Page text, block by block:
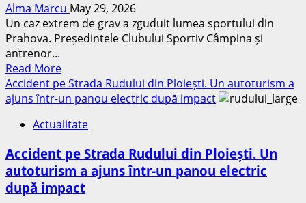
fi
fost
agresată
un
coleg
chiar
instituție
Alma Marcu May 29, 2026
Un caz extrem de grav a zguduit lumea sportului din
Prahova. Președintele Clubului Sportiv Câmpina și
antrenor...
Read MoreRead
more
about
de
și
șef
de
Accident pe Strada Rudului din Ploiești. Un autoturism a
ajuns într-un panou electric după impact
Actualitate
Accident pe Strada Rudului din Ploiești. Un
autoturism a ajuns într-un panou electric
după impact